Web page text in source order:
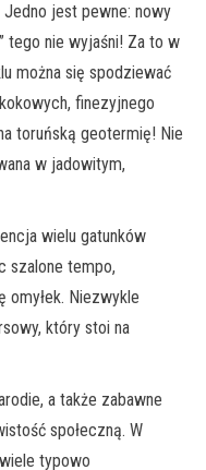
Jedno jest pewne: nowy
tego nie wyjaśni! Za to w
można się spodziewać
finezyjnego
toruńską geotermię! Nie
w jadowitym,
wielu gatunków
szalone tempo,
omyłek. Niezwykle
który stoi na
a także zabawne
społeczną. W
typowo